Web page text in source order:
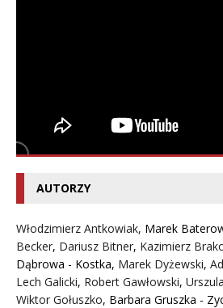
AUTORZY
Włodzimierz Antkowiak, Marek
Becker, Dariusz Bitner, Kazimierz
Dąbrowa - Kostka, Marek Dyżewski,
Lech Galicki, Robert Gawłowski,
Wiktor Gołuszko, Barbara Gruszka -